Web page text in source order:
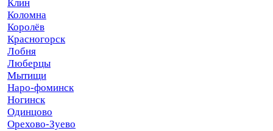
Клин
Коломна
Королёв
Красногорск
Лобня
Люберцы
Мытищи
Наро-фоминск
Ногинск
Одинцово
Орехово-Зуево